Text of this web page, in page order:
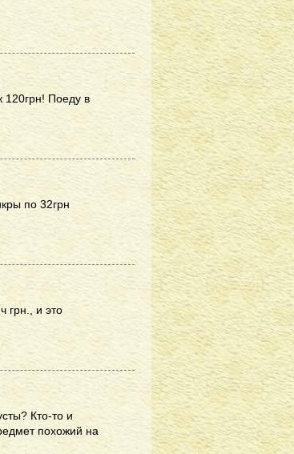
Поеду в
по 32грн
грн., и это
Кто-то и
похожий на